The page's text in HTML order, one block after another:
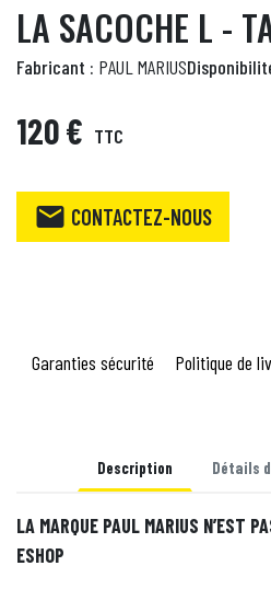
LA SACOCHE L -
Fabricant : PAUL MARIUS
120 € TTC
 CONTACTEZ-NOUS
Garanties sécurité Politique de
Description Détails
LA MARQUE PAUL MARIUS N’EST
ESHOP